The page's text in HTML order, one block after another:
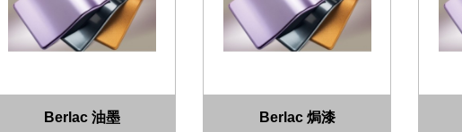
Berlac 油墨 Berlac 焗漆